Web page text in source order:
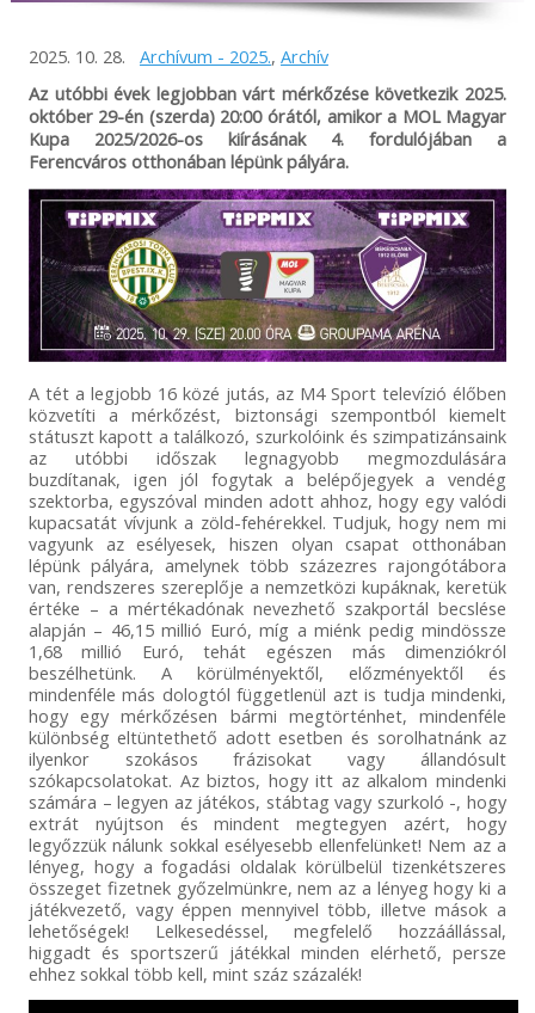
2025. 10. 28. Archívum - 2025., Archív
Az utóbbi évek legjobban várt mérkőzése következik 2025.
október 29-én (szerda) 20:00 órától, amikor a MOL Magyar
Kupa 2025/2026-os kiírásának 4. fordulójában a
Ferencváros otthonában lépünk pályára.
A tét a legjobb 16 közé jutás, az M4 Sport televízió élőben
közvetíti a mérkőzést, biztonsági szempontból kiemelt
státuszt kapott a találkozó, szurkolóink és szimpatizánsaink
az utóbbi időszak legnagyobb megmozdulására
buzdítanak, igen jól fogytak a belépőjegyek a vendég
szektorba, egyszóval minden adott ahhoz, hogy egy valódi
kupacsatát vívjunk a zöld-fehérekkel. Tudjuk, hogy nem mi
vagyunk az esélyesek, hiszen olyan csapat otthonában
lépünk pályára, amelynek több százezres rajongótábora
van, rendszeres szereplője a nemzetközi kupáknak, keretük
értéke – a mértékadónak nevezhető szakportál becslése
alapján – 46,15 millió Euró, míg a miénk pedig mindössze
1,68 millió Euró, tehát egészen más dimenziókról
beszélhetünk. A körülményektől, előzményektől és
mindenféle más dologtól függetlenül azt is tudja mindenki,
hogy egy mérkőzésen bármi megtörténhet, mindenféle
különbség eltüntethető adott esetben és sorolhatnánk az
ilyenkor szokásos frázisokat vagy állandósult
szókapcsolatokat. Az biztos, hogy itt az alkalom mindenki
számára – legyen az játékos, stábtag vagy szurkoló -, hogy
extrát nyújtson és mindent megtegyen azért, hogy
legyőzzük nálunk sokkal esélyesebb ellenfelünket! Nem az a
lényeg, hogy a fogadási oldalak körülbelül tizenkétszeres
összeget fizetnek győzelmünkre, nem az a lényeg hogy ki a
játékvezető, vagy éppen mennyivel több, illetve mások a
lehetőségek! Lelkesedéssel, megfelelő hozzáállással,
higgadt és sportszerű játékkal minden elérhető, persze
ehhez sokkal több kell, mint száz százalék!